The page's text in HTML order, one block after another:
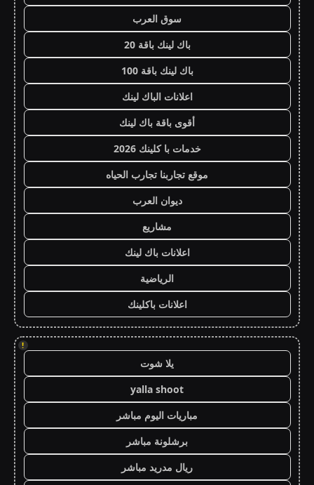
سوق العرب
باك لينك باقة 20
باك لينك باقة 100
اعلانات الباك لينك
أقوى باقة باك لينك
خدمات با كلينك 2026
موقع تجاربنا تجارب الحياه
ديوان العرب
مشاريع
اعلانات باك لينك
الرياضية
اعلانات باكلينك
!
يلا شوت
yalla shoot
مباريات اليوم مباشر
برشلونة مباشر
ريال مدريد مباشر